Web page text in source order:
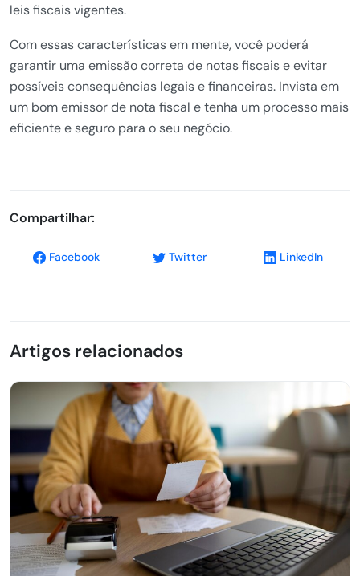
leis fiscais vigentes.
Com essas características em mente, você poderá
garantir uma emissão correta de notas fiscais e evitar
possíveis consequências legais e financeiras. Invista em
um bom emissor de nota fiscal e tenha um processo mais
eficiente e seguro para o seu negócio.
Compartilhar:
Facebook Twitter LinkedIn
Artigos relacionados